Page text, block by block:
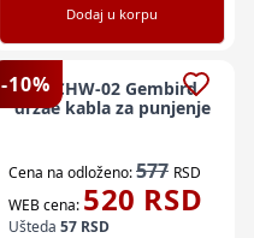
Dodaj u korpu
-10%
EV-CHW-02 Gembird
držaè kabla za punjenje
Cena na odloženo:577 RSD
WEB cena: 520 RSD
Ušteda 57 RSD